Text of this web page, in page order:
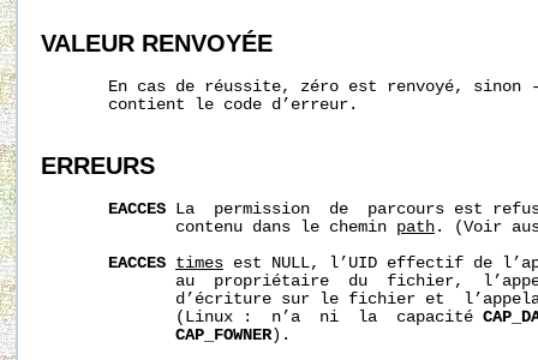
VALEUR RENVOYÉE
En cas de réussite, zéro est renvoyé,
       contient le code d’erreur.
ERREURS
EACCES La  permission  de  parcours est
              contenu dans le chemin
path . (Voir
EACCES times est NULL, l’UID effectif de
au  propriétaire  du  fichier,
d’écriture sur le fichier et
              (Linux :  n’a  ni  la  capacité
CAP_FOWNER).